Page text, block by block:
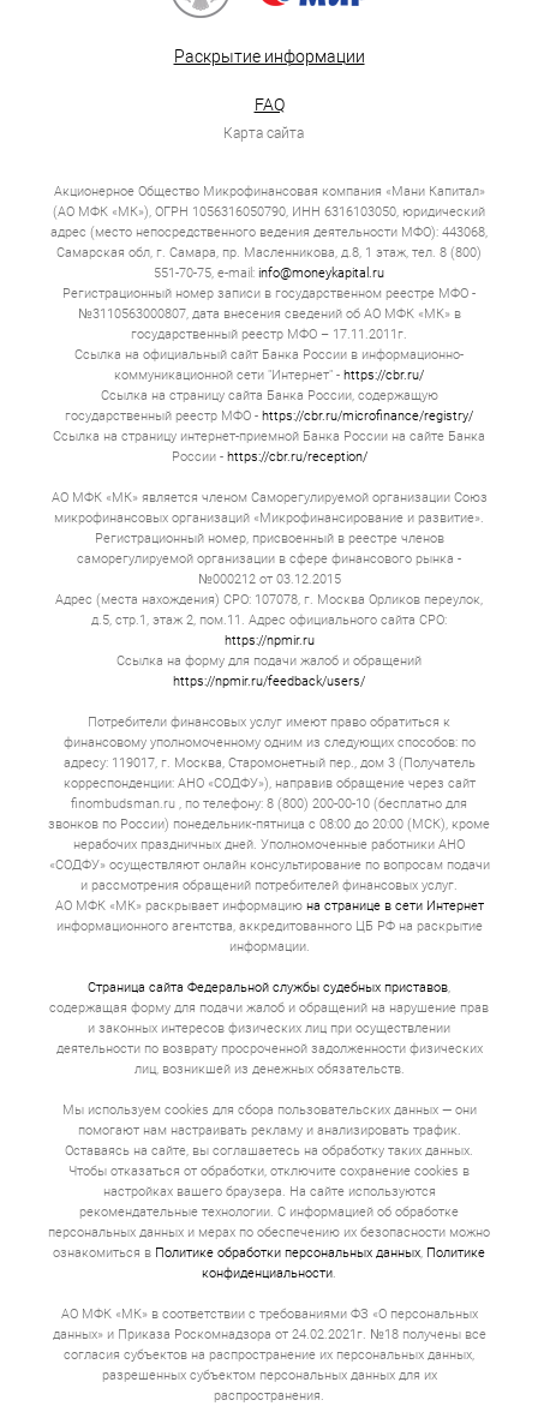
Раскрытие информации
FAQ
Карта сайта
Акционерное Общество Микрофинансовая компания «Мани Капитал»
(АО МФК «МК»), ОГРН 1056316050790, ИНН 6316103050, юридический
адрес (место непосредственного ведения деятельности МФО): 443068,
Самарская обл, г. Самара, пр. Масленникова, д.8, 1 этаж, тел. 8 (800)
551-70-75, e-mail: info@moneykapital.ru
Регистрационный номер записи в государственном реестре МФО -
№3110563000807, дата внесения сведений об АО МФК «МК» в
государственный реестр МФО – 17.11.2011г.
Ссылка на официальный сайт Банка России в информационно-
коммуникационной сети "Интернет" - https://cbr.ru/
Ссылка на страницу сайта Банка России, содержащую
государственный реестр МФО - https://cbr.ru/microfinance/registry/
Ссылка на страницу интернет-приемной Банка России на сайте Банка
России - https://cbr.ru/reception/
АО МФК «МК» является членом Саморегулируемой организации Союз
микрофинансовых организаций «Микрофинансирование и развитие».
Регистрационный номер, присвоенный в реестре членов
саморегулируемой организации в сфере финансового рынка -
№000212 от 03.12.2015
Адрес (места нахождения) СРО: 107078, г. Москва Орликов переулок,
д.5, стр.1, этаж 2, пом.11. Адрес официального сайта СРО:
https://npmir.ru
Ссылка на форму для подачи жалоб и обращений
https://npmir.ru/feedback/users/
Потребители финансовых услуг имеют право обратиться к
финансовому уполномоченному одним из следующих способов: по
адресу: 119017, г. Москва, Старомонетный пер., дом 3 (Получатель
корреспонденции: АНО «СОДФУ»), направив обращение через сайт
finombudsman.ru , по телефону: 8 (800) 200-00-10 (бесплатно для
звонков по России) понедельник-пятница с 08:00 до 20:00 (МСК), кроме
нерабочих праздничных дней. Уполномоченные работники АНО
«СОДФУ» осуществляют онлайн консультирование по вопросам подачи
и рассмотрения обращений потребителей финансовых услуг.
АО МФК «МК» раскрывает информацию на странице в сети Интернет
информационного агентства, аккредитованного ЦБ РФ на раскрытие
информации.
Страница сайта Федеральной службы судебных приставов,
содержащая форму для подачи жалоб и обращений на нарушение прав
и законных интересов физических лиц при осуществлении
деятельности по возврату просроченной задолженности физических
лиц, возникшей из денежных обязательств.
Мы используем cookies для сбора пользовательских данных — они
помогают нам настраивать рекламу и анализировать трафик.
Оставаясь на сайте, вы соглашаетесь на обработку таких данных.
Чтобы отказаться от обработки, отключите сохранение cookies в
настройках вашего браузера. На сайте используются
рекомендательные технологии. С информацией об обработке
персональных данных и мерах по обеспечению их безопасности можно
ознакомиться в Политике обработки персональных данных, Политике
конфиденциальности.
АО МФК «МК» в соответствии с требованиями ФЗ «О персональных
данных» и Приказа Роскомнадзора от 24.02.2021г. №18 получены все
согласия субъектов на распространение их персональных данных,
разрешенных субъектом персональных данных для их
распространения.